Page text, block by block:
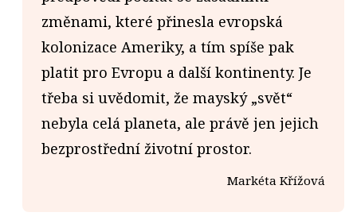
změnami, které přinesla evropská
kolonizace Ameriky, a tím spíše pak
platit pro Evropu a další kontinenty. Je
třeba si uvědomit, že mayský „svět“
nebyla celá planeta, ale právě jen jejich
bezprostřední životní prostor.
Markéta Křížová